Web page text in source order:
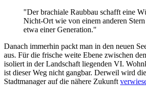
"Der brachiale Raubbau schafft eine
Nicht-Ort wie von einem anderen
etwa einer Generation."
Danach immerhin packt man in den neuen
aus. Für die frische weite Ebene zwischen
isoliert in der Landschaft liegenden VI.
ist dieser Weg nicht gangbar. Derweil wird
Stadtmanager auf die nähere Zukunft